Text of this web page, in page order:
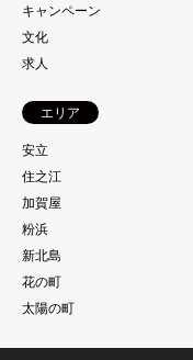
キャンペーン
文化
求人
エリア
安立
住之江
加賀屋
粉浜
新北島
花の町
太陽の町